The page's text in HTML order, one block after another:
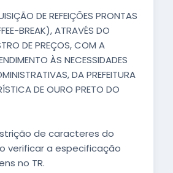
DE REFEIÇÕES PRONTAS
BREAK), ATRAVÉS DO
DE PREÇOS, COM A
ÀS NECESSIDADES
DA PREFEITURA
DE OURO PRETO DO
de caracteres do
verificar a especificação
no TR.